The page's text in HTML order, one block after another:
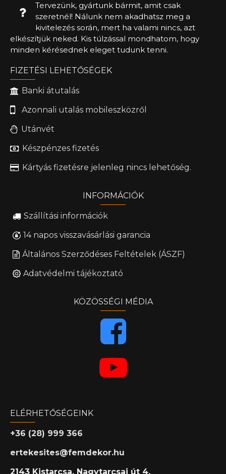
Tervezünk, gyártunk bármit, amit csak
szeretnél! Nálunk nem akadhatsz meg a
kivitelezés során, mert ha valami nincs, azt
elkészítjük neked. Kis túlzással mondhatom, hogy
minden kérésednek eleget tudunk tenni.
FIZETÉSI LEHETŐSÉGEK
Banki átutalás
Azonnali utalás mobileszközről
Utánvét
Készpénzes fizetés
Kártyás fizetésre jelenleg nincs lehetőség.
INFORMÁCIÓK
Szállítási információk
14 napos visszavásárlási garancia
Általános Szerződéses Feltételek (ÁSZF)
Adatvédelmi tájékoztató
KÖZÖSSÉGI MÉDIA
ELÉRHETŐSÉGEINK
+36 (28) 999 366
ertekesites@femdekor.hu
2143 Kistarcsa, Nagytarcsai út 4.